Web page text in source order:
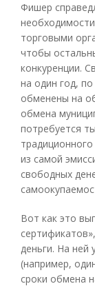
Фишер
торговыми
чтобы
конкуренции.
на один год,
обменены на
обмена
потребуется
из самой
свободных
Вот как это
деньги. На ней
(например,
сроки обмена